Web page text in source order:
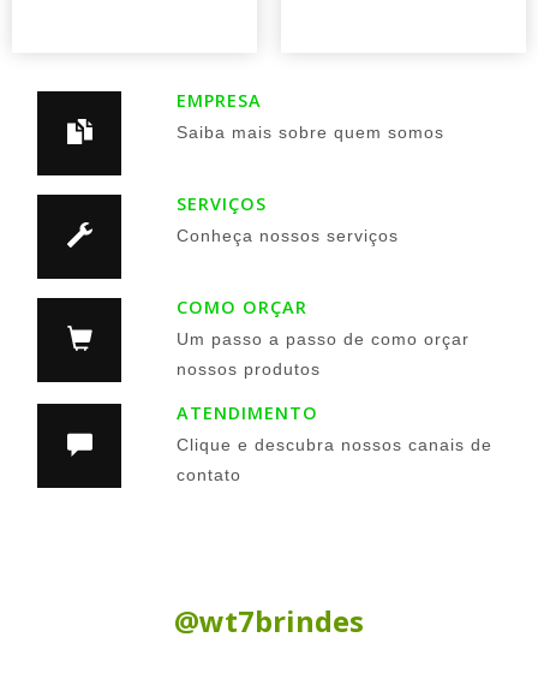
EMPRESA
Saiba mais sobre quem somos
SERVIÇOS
Conheça nossos serviços
COMO ORÇAR
Um passo a passo de como orçar
nossos produtos
ATENDIMENTO
Clique e descubra nossos canais de
contato
@wt7brindes